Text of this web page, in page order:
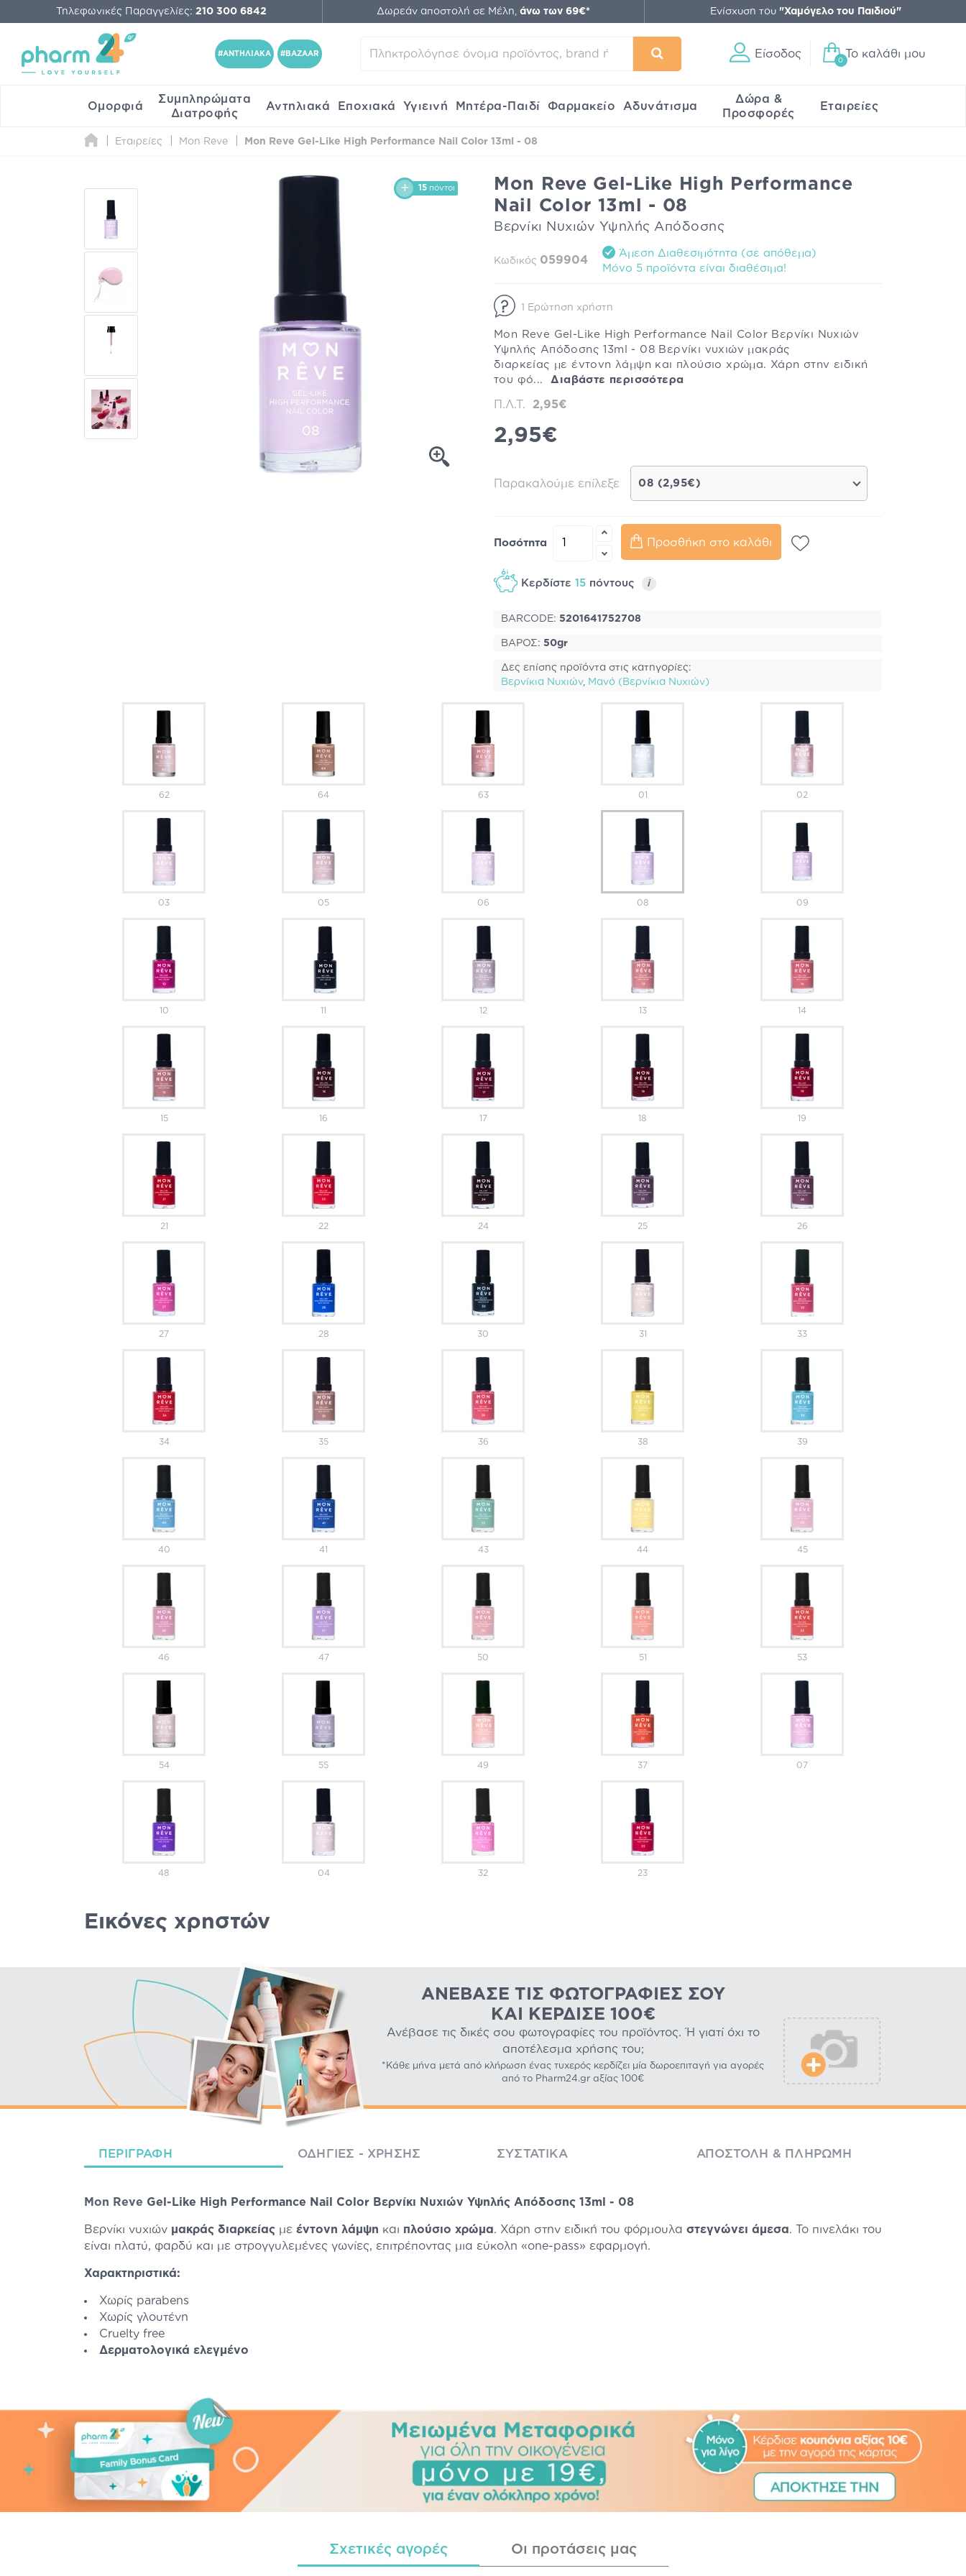
Τηλεφωνικές Παραγγελίες: 210 300 6842 Δωρεάν αποστολή σε Μέλη, άνω των 69€* Ενίσχυση του "Χαμόγελο του Παιδιού"
#ΑΝΤΗΛΙΑΚΑ #BAZAAR Είσοδος
0
Το καλάθι μου
Ομορφιά
Συμπληρώματα
Διατροφής
Αντηλιακά Εποχιακά Υγιεινή Μητέρα-Παιδί Φαρμακείο Αδυνάτισμα
Δώρα &
Προσφορές
Εταιρείες
Εταιρείες Mon Reve Mon Reve Gel-Like High Performance Nail Color 13ml - 08
15 πόντοι
Mon Reve Gel-Like High Performance
Nail Color 13ml - 08
Βερνίκι Νυχιών Υψηλής Απόδοσης
Κωδικός 059904
Άμεση Διαθεσιμότητα (σε απόθεμα)
Mόνο 5 προϊόντα είναι διαθέσιμα!
1 Ερώτηση χρήστη
Mon Reve Gel-Like High Performance Nail Color Βερνίκι Νυχιών
Υψηλής Απόδοσης 13ml - 08 Βερνίκι νυχιών μακράς
διαρκείας με έντονη λάμψη και πλούσιο χρώμα. Χάρη στην ειδική
του φό...Διαβάστε περισσότερα
Π.Λ.Τ. 2,95€
2,95€
Παρακαλούμε επίλεξε 08 (2,95€)
Ποσότητα Προσθήκη στο καλάθι
Κερδίστε 15 πόντους i
BARCODE: 5201641752708
ΒΑΡΟΣ: 50gr
Δες επίσης προϊόντα στις κατηγορίες:
Βερνίκια Νυχιών, Μανό (Βερνίκια Νυχιών)
62 64 63 01 02
03 05 06 08 09
10 11 12 13 14
15 16 17 18 19
21 22 24 25 26
27 28 30 31 33
34 35 36 38 39
40 41 43 44 45
46 47 50 51 53
54 55 49 37 07
48 04 32 23
Εικόνες χρηστών
ΑΝΈΒΑΣΕ ΤΙΣ ΦΩΤΟΓΡΑΦΊΕΣ ΣΟΥ
ΚΑΙ ΚΈΡΔΙΣΕ 100€
Ανέβασε τις δικές σου φωτογραφίες του προϊόντος. Ή γιατί όχι το
αποτέλεσμα χρήσης του;
*Κάθε μήνα μετά από κλήρωση ένας τυχερός κερδίζει μία δωροεπιταγή για αγορές
από το Pharm24.gr αξίας 100€
ΠΕΡΙΓΡΑΦΉ ΟΔΗΓΊΕΣ - ΧΡΉΣΗΣ ΣΥΣΤΑΤΙΚΆ ΑΠΟΣΤΟΛΉ & ΠΛΗΡΩΜΉ
Mon Reve Gel-Like High Performance Nail Color Βερνίκι Νυχιών Υψηλής Απόδοσης 13ml - 08
Βερνίκι νυχιών μακράς διαρκείας με έντονη λάμψη και πλούσιο χρώμα. Χάρη στην ειδική του φόρμουλα στεγνώνει άμεσα. Το πινελάκι του
είναι πλατύ, φαρδύ και με στρογγυλεμένες γωνίες, επιτρέποντας μια εύκολη «one-pass» εφαρμογή.
Χαρακτηριστικά:
Χωρίς parabens
Χωρίς γλουτένη
Cruelty free
Δερματολογικά ελεγμένο
Σχετικές αγορές Οι προτάσεις μας